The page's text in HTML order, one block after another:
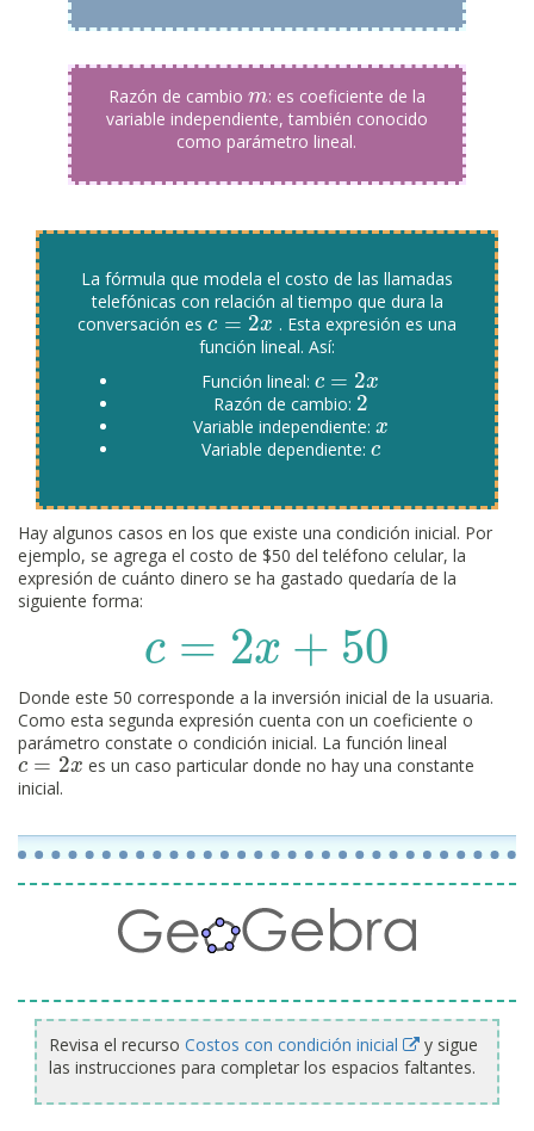
Razón de cambiom
m : es coeficiente de la
variable independiente, también conocido
como parámetro lineal.
La fórmula que modela el costo de las llamadas
telefónicas con relación al tiempo que dura la
conversación esc = 2x
c=2x
. Esta expresión es una
función lineal. Así:
Función lineal: c = 2x
c=2x
Razón de cambio: 2
2
Variable independiente: x
x
Variable dependiente: c
c
Hay algunos casos en los que existe una condición inicial. Por
ejemplo, se agrega el costo de $50 del teléfono celular, la
expresión de cuánto dinero se ha gastado quedaría de la
siguiente forma:
c = 2x + 50
c=2x +50
Donde este 50 corresponde a la inversión inicial de la usuaria.
Como esta segunda expresión cuenta con un coeficiente o
parámetro constate o condición inicial. La función lineal
c = 2x
c=2x
es un caso particular donde no hay una constante
inicial.
Revisa el recurso Costos con condición inicial
y sigue
las instrucciones para completar los espacios faltantes.